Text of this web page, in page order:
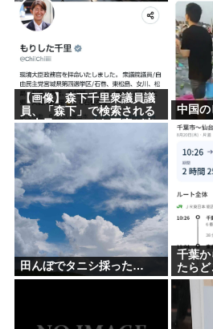
【画像】森下千里衆議員議
員、「森下」で検索される
と大量にエッチな写真が出
てくるため「もりした」と
ひらがな表記にwww
中国
田んぼでタニシ採った…
千葉か
たら